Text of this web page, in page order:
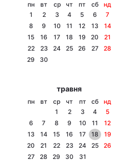
Головна
Економіка
Спорт
Техно і зв'язок
пн вт ср чт пт сб
нд
1
2 3 4 5 6
7
8
9 10 11 12 13
14
15
16 17 18 19 20
21
22
23 24 25 26 27
28
29
30
травня
пн вт ср чт пт сб
нд
1
2 3 4
5
6
7 8 9 10 11
12
13
14 15 16 17 18
19
20
21 22 23 24 25
26
27
28 29 30 31